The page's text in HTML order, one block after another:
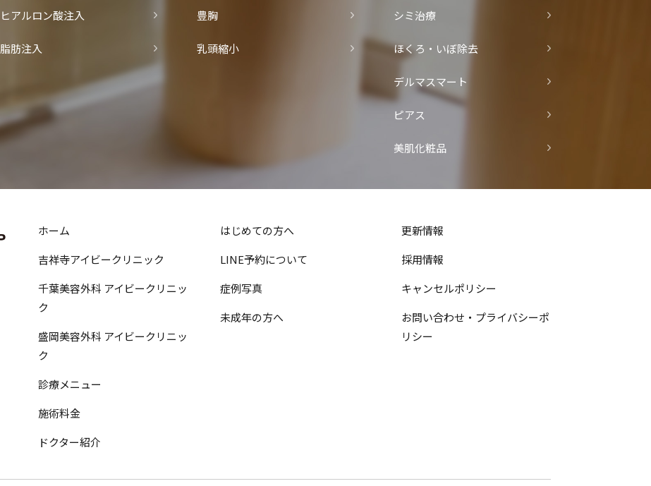
ヒアルロン酸注入
脂肪注入
豊胸
乳頭縮小
シミ治療
ほくろ・いぼ除去
デルマスマート
ピアス
美肌化粧品
ホーム
吉祥寺アイビークリニック
千葉美容外科 アイビークリニッ
ク
盛岡美容外科 アイビークリニッ
ク
診療メニュー
施術料金
ドクター紹介
はじめての方へ
LINE予約について
症例写真
未成年の方へ
更新情報
採用情報
キャンセルポリシー
お問い合わせ・プライバシーポ
リシー